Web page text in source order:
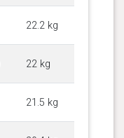
22.2 kg
22 kg
21.5 kg